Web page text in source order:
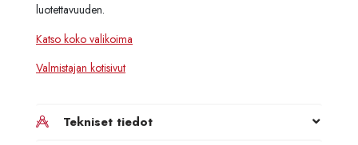
luotettavuuden.
Katso koko valikoima
Valmistajan kotisivut
Tekniset tiedot